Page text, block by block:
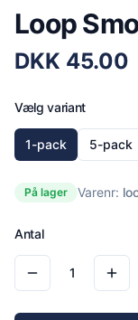
Loop
DKK 45.00
Vælg variant
1-pack 5-pack
På lager Varenr:
Antal
1